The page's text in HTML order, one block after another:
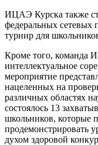
ИЦАЭ Курска также
федеральных сетевых
турнир для
Кроме того, команда
интеллектуальное
мероприятие
нацеленных на
различных областях
состоялось 13
школьников, которые
продемонстрировать
духом здоровой